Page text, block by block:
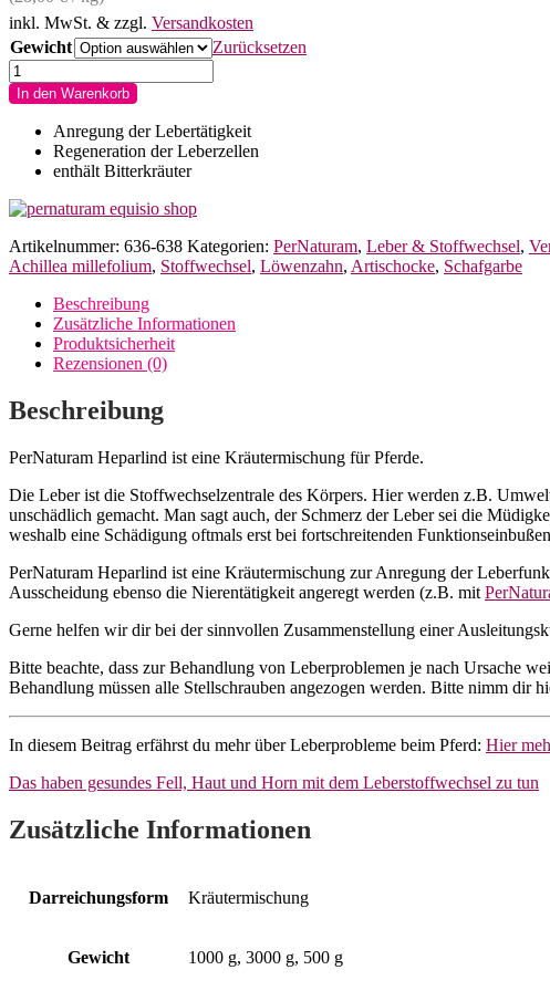
inkl. MwSt. & zzgl. Versandkosten
Gewicht
Zurücksetzen
PerNaturam
Heparlind
für
Pferde
Menge
In den Warenkorb
Anregung der Lebertätigkeit
Regeneration der Leberzellen
enthält Bitterkräuter
Artikelnummer: 636-638 Kategorien: PerNaturam, Leber & Stoffwechsel,
Achillea millefolium, Stoffwechsel, Löwenzahn, Artischocke, Schafgarbe
Beschreibung
Zusätzliche Informationen
Produktsicherheit
Rezensionen (0)
Beschreibung
PerNaturam Heparlind ist eine Kräutermischung für Pferde.
Die Leber ist die Stoffwechselzentrale des Körpers. Hier werden z.B.
unschädlich gemacht. Man sagt auch, der Schmerz der Leber sei die
weshalb eine Schädigung oftmals erst bei fortschreitenden
PerNaturam Heparlind ist eine Kräutermischung zur Anregung der
Ausscheidung ebenso die Nierentätigkeit angeregt werden (z.B. mit
Gerne helfen wir dir bei der sinnvollen Zusammenstellung einer
Bitte beachte, dass zur Behandlung von Leberproblemen je nach Ursache
Behandlung müssen alle Stellschrauben angezogen werden. Bitte nimm dir
In diesem Beitrag erfährst du mehr über Leberprobleme beim Pferd: Hier
Das haben gesundes Fell, Haut und Horn mit dem Leberstoffwechsel zu tun
Zusätzliche Informationen
Darreichungsform Kräutermischung
Gewicht 1000 g, 3000 g, 500 g